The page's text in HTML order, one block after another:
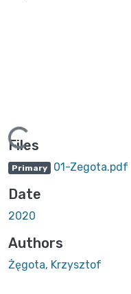
Loading...
Files
Primary 01-Zegota.pdf
Date
2020
Authors
Żęgota, Krzysztof